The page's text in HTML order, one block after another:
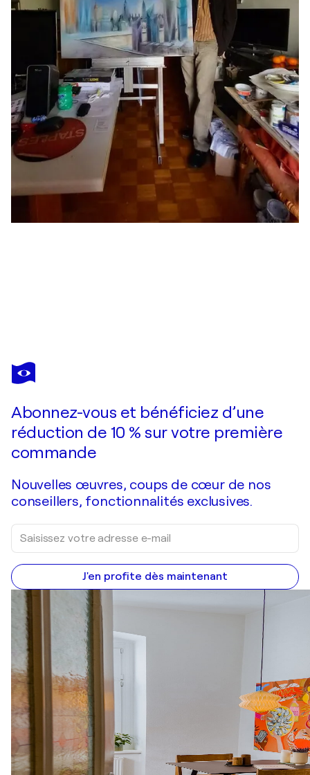
DAVIDE RODOQUINO
Monte Legnone e lago di Como
Abonnez-vous et bénéficiez d’une
réduction de 10 % sur votre première
commande
Nouvelles œuvres, coups de cœur de nos
conseillers, fonctionnalités exclusives.
J'en profite dès maintenant